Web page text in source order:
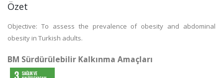
Özet
Objective: To assess the prevalence of obesity and abdominal
obesity in Turkish adults.
BM Sürdürülebilir Kalkınma Amaçları